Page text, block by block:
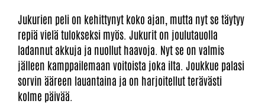
Jukurien peli on kehittynyt koko ajan, mutta nyt se täytyy
repiä vielä tulokseksi myös. Jukurit on joulutauolla
ladannut akkuja ja nuollut haavoja. Nyt se on valmis
jälleen kamppailemaan voitoista joka ilta. Joukkue palasi
sorvin ääreen lauantaina ja on harjoitellut terävästi
kolme päivää.